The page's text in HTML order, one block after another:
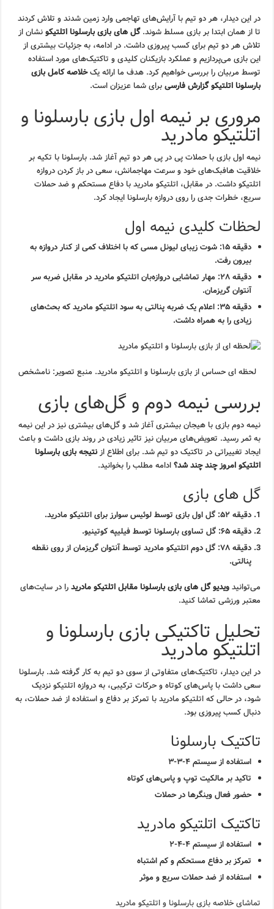
در این دیدار، هر دو تیم با آرایش‌های تهاجمی وارد زمین شدند و تلاش کردند
تا از همان ابتدا بر بازی مسلط شوند.گل های بازی بارسلونا اتلتیکونشان از
تلاش هر دو تیم برای کسب پیروزی داشت. در ادامه، به جزئیات بیشتری از
این بازی می‌پردازیم و عملکرد بازیکنان کلیدی و تاکتیک‌های مورد استفاده
توسط مربیان را بررسی خواهیم کرد. هدف ما ارائه یکخلاصه کامل بازی
بارسلونا اتلتیکو گزارش فارسیبرای شما عزیزان است.
مروری بر نیمه اول بازی بارسلونا و
اتلتیکو مادرید
نیمه اول بازی با حملات پی در پی هر دو تیم آغاز شد. بارسلونا با تکیه بر
خلاقیت هافبک‌های خود و سرعت مهاجمانش، سعی در باز کردن دروازه
اتلتیکو داشت. در مقابل، اتلتیکو مادرید با دفاع مستحکم و ضد حملات
سریع، خطرات جدی را روی دروازه بارسلونا ایجاد کرد.
لحظات کلیدی نیمه اول
دقیقه ۱۵: شوت زیبای لیونل مسی که با اختلاف کمی از کنار دروازه به
بیرون رفت.
دقیقه ۲۸: مهار تماشایی دروازه‌بان اتلتیکو مادرید در مقابل ضربه سر
آنتوان گریزمان.
دقیقه ۳۵: اعلام یک ضربه پنالتی به سود اتلتیکو مادرید که بحث‌های
زیادی را به همراه داشت.
لحظه ای حساس از بازی بارسلونا و اتلتیکو مادرید. منبع تصویر: نامشخص
بررسی نیمه دوم و گل‌های بازی
نیمه دوم بازی با هیجان بیشتری آغاز شد و گل‌های بیشتری نیز در این نیمه
به ثمر رسید. تعویض‌های مربیان نیز تاثیر زیادی در روند بازی داشت و باعث
ایجاد تغییراتی در تاکتیک دو تیم شد. برای اطلاع ازنتیجه بازی بارسلونا
اتلتیکو امروز چند چند شد؟ادامه مطلب را بخوانید.
گل های بازی
دقیقه ۵۲: گل اول بازی توسط لوئیس سوارز برای اتلتیکو مادرید.
دقیقه ۶۵: گل تساوی بارسلونا توسط فیلیپه کوتینیو.
دقیقه ۷۸: گل دوم اتلتیکو مادرید توسط آنتوان گریزمان از روی نقطه
پنالتی.
می‌توانیدویدیو گل های بازی بارسلونا مقابل اتلتیکو مادریدرا در سایت‌های
معتبر ورزشی تماشا کنید.
تحلیل تاکتیکی بازی بارسلونا و
اتلتیکو مادرید
در این دیدار، تاکتیک‌های متفاوتی از سوی دو تیم به کار گرفته شد. بارسلونا
سعی داشت با پاس‌های کوتاه و حرکات ترکیبی، به دروازه اتلتیکو نزدیک
شود، در حالی که اتلتیکو مادرید با تمرکز بر دفاع و استفاده از ضد حملات، به
دنبال کسب پیروزی بود.
تاکتیک بارسلونا
استفاده از سیستم ۴-۳-۳
تاکید بر مالکیت توپ و پاس‌های کوتاه
حضور فعال وینگرها در حملات
تاکتیک اتلتیکو مادرید
استفاده از سیستم ۴-۴-۲
تمرکز بر دفاع مستحکم و کم اشتباه
استفاده از ضد حملات سریع و موثر
تماشای خلاصه بازی بارسلونا و اتلتیکو مادرید